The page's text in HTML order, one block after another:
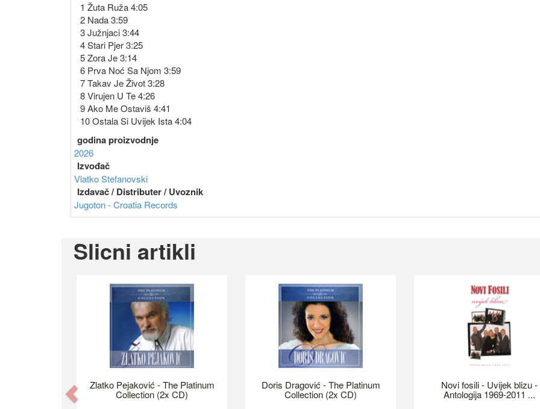
1 Žuta Ruža 4:05
2 Nada 3:59
3 Južnjaci 3:44
4 Stari Pjer 3:25
5 Zora Je 3:14
6 Prva Noć Sa Njom 3:59
7 Takav Je Život 3:28
8 Virujen U Te 4:26
9 Ako Me Ostaviš 4:41
10 Ostala Si Uvijek Ista 4:04
godina proizvodnje
2026
Izvođač
Vlatko Stefanovski
Izdavač / Distributer / Uvoznik
Jugoton - Croatia Records
Slicni artikli
Zlatko Pejaković - The Platinum
Collection (2x CD)
Doris Dragović - The Platinum
Collection (2x CD)
Novi fosili - Uvijek blizu -
Antologija 1969-2011 ...
Previous